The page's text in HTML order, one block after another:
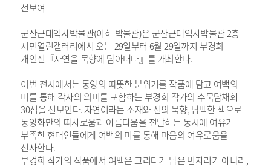
선보여
군산근대역사박물관(이하 박물관)은 군산근대역사박물관2층
시민열린갤러리에서 오는29일부터 6월29일까지 부경희
개인전『자연을 묵향에 담아내다』를 개최한다.
이번 전시에서는 동양의 따뜻한 분위기를 작품에 담고 여백의
미를 통해 각자의 의미를 포함하는 부경희 작가의 수묵담채화
30점을 선보인다.자연이라는 소재와 선의 묵향,담백한 색으로
동양화만의 따사로움과 아름다움을 전달하는 동시에 여유가
부족한 현대인들에게 여백의 미를 통해 마음의 여유로움을
선사한다.
부경희 작가의 작품에서 여백은 그리다가 남은 빈자리가 아니라,